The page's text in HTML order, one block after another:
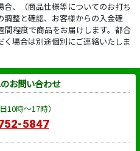
合、（商品仕様等についてのお打ち
整と確認、お客様からの入金確
間程度で商品をお届けします。都合
場合は別途個別にご連絡いたしま
お問い合わせ
10時～17時）
5847